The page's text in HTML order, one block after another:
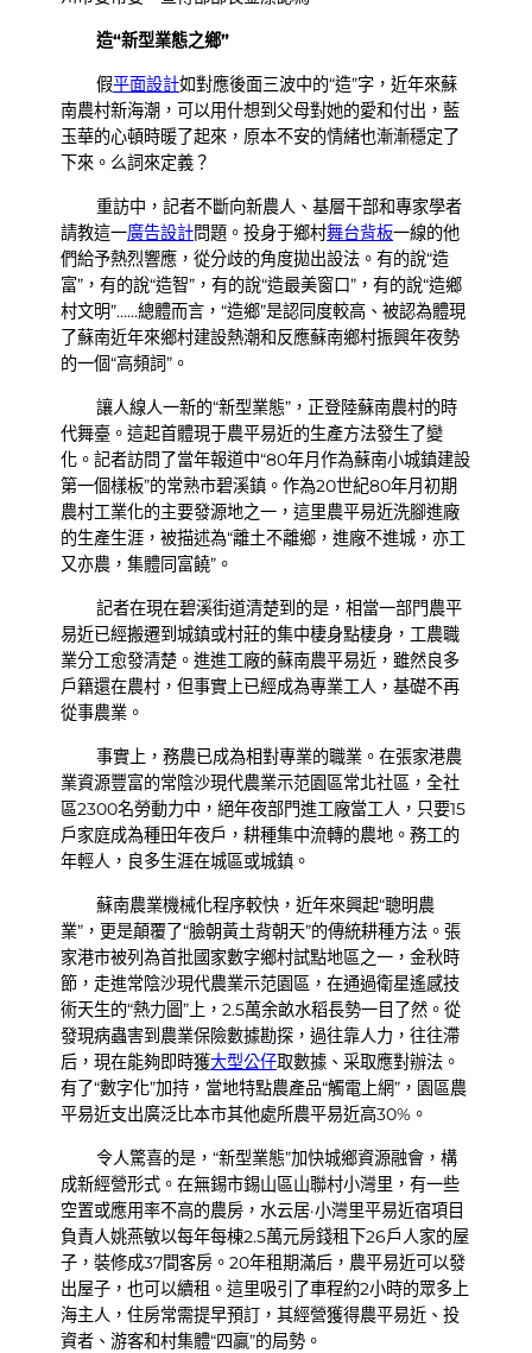
造“新型業態之鄉”
假平面設計如對應後面三波中的“造”字，近年來蘇
南農村新海潮，可以用什想到父母對她的愛和付出，藍
玉華的心頓時暖了起來，原本不安的情緒也漸漸穩定了
下來。么詞來定義？
重訪中，記者不斷向新農人、基層干部和專家學者
請教這一廣告設計問題。投身于鄉村舞台背板一線的他
們給予熱烈響應，從分歧的角度拋出設法。有的說“造
富”，有的說“造智”，有的說“造最美窗口”，有的說“造鄉
村文明”……總體而言，“造鄉”是認同度較高、被認為體現
了蘇南近年來鄉村建設熱潮和反應蘇南鄉村振興年夜勢
的一個“高頻詞”。
讓人線人一新的“新型業態”，正登陸蘇南農村的時
代舞臺。這起首體現于農平易近的生產方法發生了變
化。記者訪問了當年報道中“80年月作為蘇南小城鎮建設
第一個樣板”的常熟市碧溪鎮。作為20世紀80年月初期
農村工業化的主要發源地之一，這里農平易近洗腳進廠
的生產生涯，被描述為“離土不離鄉，進廠不進城，亦工
又亦農，集體同富饒”。
記者在現在碧溪街道清楚到的是，相當一部門農平
易近已經搬遷到城鎮或村莊的集中棲身點棲身，工農職
業分工愈發清楚。進進工廠的蘇南農平易近，雖然良多
戶籍還在農村，但事實上已經成為專業工人，基礎不再
從事農業。
事實上，務農已成為相對專業的職業。在張家港農
業資源豐富的常陰沙現代農業示范園區常北社區，全社
區2300名勞動力中，絕年夜部門進工廠當工人，只要15
戶家庭成為種田年夜戶，耕種集中流轉的農地。務工的
年輕人，良多生涯在城區或城鎮。
蘇南農業機械化程序較快，近年來興起“聰明農
業”，更是顛覆了“臉朝黃土背朝天”的傳統耕種方法。張
家港市被列為首批國家數字鄉村試點地區之一，金秋時
節，走進常陰沙現代農業示范園區，在通過衛星遙感技
術天生的“熱力圖”上，2.5萬余畝水稻長勢一目了然。從
發現病蟲害到農業保險數據勘探，過往靠人力，往往滯
后，現在能夠即時獲大型公仔取數據、采取應對辦法。
有了“數字化”加持，當地特點農產品“觸電上網”，園區農
平易近支出廣泛比本市其他處所農平易近高30%。
令人驚喜的是，“新型業態”加快城鄉資源融會，構
成新經營形式。在無錫市錫山區山聯村小灣里，有一些
空置或應用率不高的農房，水云居·小灣里平易近宿項目
負責人姚燕敏以每年每棟2.5萬元房錢租下26戶人家的屋
子，裝修成37間客房。20年租期滿后，農平易近可以發
出屋子，也可以續租。這里吸引了車程約2小時的眾多上
海主人，住房常需提早預訂，其經營獲得農平易近、投
資者、游客和村集體“四贏”的局勢。